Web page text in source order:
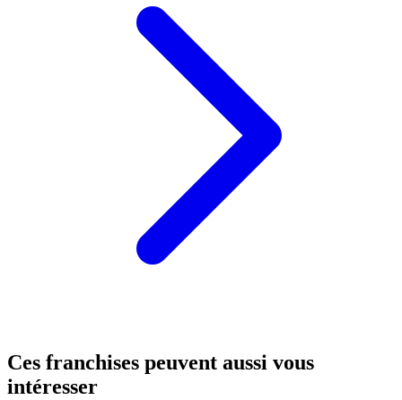
Ces franchises peuvent aussi vous
intéresser